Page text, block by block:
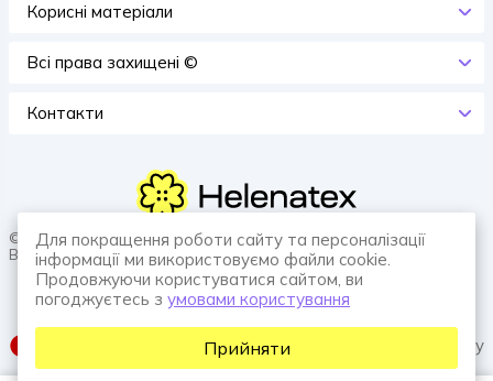
Корисні матеріали
Всi права захищенi ©
Контакти
© 2026 HELENATEX «Ґудзики, вішаки, нитки. Власне виробництво.
Все для швейної справи.»
SUFIX web agency
Для покращення роботи сайту та персоналізації
інформації ми використовуємо файли cookie.
Продовжуючи користуватися сайтом, ви
погоджуєтесь з умовами користування
Прийняти